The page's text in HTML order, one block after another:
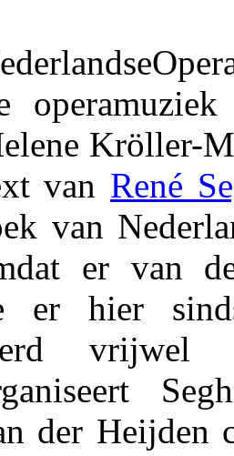
Kröller-
van René
van
er van
er hier
vrijwel
der Heijden